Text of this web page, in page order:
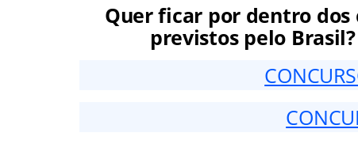
Quer ficar por dentro dos
previstos pelo